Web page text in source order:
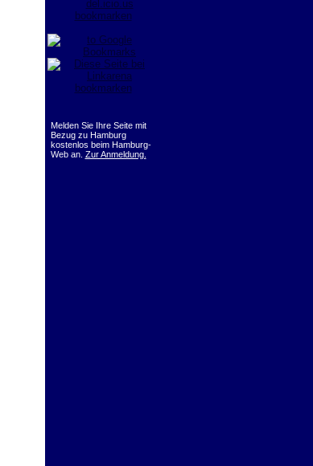
Melden Sie Ihre Seite mit
Bezug zu Hamburg
kostenlos beim Hamburg-
Web an. Zur Anmeldung.